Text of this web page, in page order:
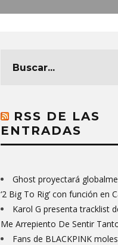
RSS DE LAS
ENTRADAS
Ghost proyectará
‘2 Big To Rig’ con función en
Karol G presenta tracklist
Me Arrepiento De Sentir
Fans de BLACKPINK